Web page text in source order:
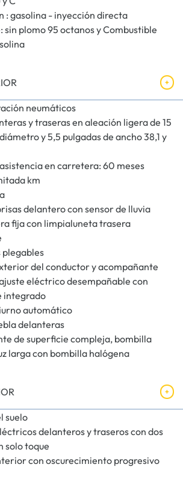
: gasolina - inyección directa
sin plomo 95 octanos y Combustible
neumáticos
y traseras en aleación ligera de 15
y 5,5 pulgadas de ancho 38,1 y
en carretera: 60 meses
km
delantero con sensor de lluvia
fija con limpialuneta trasera
plegables
del conductor y acompañante
eléctrico desempañable con
integrado
automático
delanteras
de superficie compleja, bombilla
larga con bombilla halógena
suelo
delanteros y traseros con dos
solo toque
con oscurecimiento progresivo